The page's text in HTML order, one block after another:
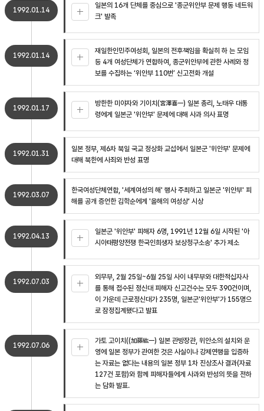
1992.01.14
일본의 16개 단체를 중심으로 '종군위안부 문제 행동 네트워
크' 발족
1992.01.14
재일한인민주여성회, 일본의 전후책임을 확실히 하 는 모임
등 4개 여성단체가 연합하여, 종군위안부에 관한 사례와 정
보를 수집하는 ‘위안부 110번’ 신고전화 개설
1992.01.17
방한한 미야자와 기이치(宮澤喜一) 일본 총리, 노태우 대통
령에게 일본군 '위안부' 문제에 대해 사과 의사 표명
1992.01.31
일본 정부, 제6차 북일 국교 정상화 교섭에서 일본군 '위안부' 문제에
대해 북한에 사죄와 반성 표명
1992.03.07
한국여성단체연합, '세계여성의 해' 행사 주최하고 일본군 '위안부' 피
해를 공개 증언한 김학순에게 '올해의 여성상' 시상
1992.04.13
일본군 '위안부' 피해자 6명, 1991년 12월 6일 시작된 '아
시아태평양전쟁 한국인희생자 보상청구소송' 추가 제소
1992.07.03
외무부, 2월 25일~6월 25일 사이 내무부와 대한적십자사
를 통해 접수된 정신대 피해자 신고건수는 모두 390건이며,
이 가운데 근로정신대가 235명, 일본군'위안부'가 155명으
로 잠정집계됐다고 발표
1992.07.06
가토 고이치((加藤紘一) 일본 관방장관, 위안소의 설치와 운
영에 일본 정부가 관여한 것은 사실이나 강제연행을 입증하
는 자료는 없다는 내용의 일본 정부 1차 진상조사 결과(자료
127건 포함)와 함께 피해자들에게 사과와 반성의 뜻을 전하
는 담화 발표.